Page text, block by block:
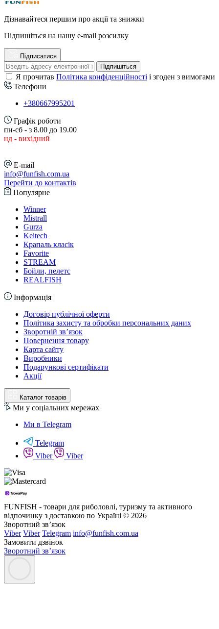
Дізнавайтеся першим про акції та знижки
Підпишіться на нашу e-mail розсилку
Підписатися
Підпишіться
Я прочитав Політика конфіденційності і згоден з вимогами
Телефони
+380667995201
Графік роботи
пн-сб - з 8.00 до 19.00
нд - вихідний
E-mail
info@funfish.com.ua
Перейти до контактів
Популярне
Winner
Mistrall
Gurza
Keitech
Крапаль класік
Favorite
STREAM
Бойли, пелетс
REALFISH
Інформація
Договір публічної оферти
Політика захисту та обробки персональних даних
Зворотній зв’язок
Повернення товару
Карта сайту
Виробники
Подарункові сертифікати
Акції
Каталог товарів
Ми у соціальних мережах
Ми в Telegram
Telegram
Viber
Viber
FUNFISH - товари для риболовлі, туризму та активного
відпочинку з доставкою по Україні © 2026
Зворотний зв’язок
Viber Viber Telegram info@funfish.com.ua
Замовити дзвінок
Зворотний зв’язок